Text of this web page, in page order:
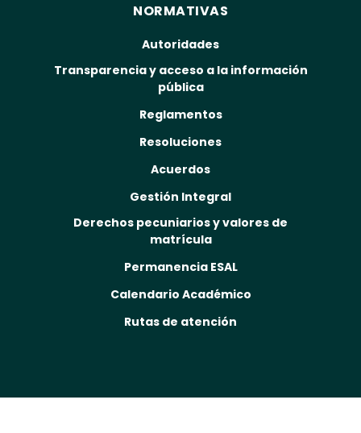
NORMATIVAS
Autoridades
Transparencia y acceso a la información
pública
Reglamentos
Resoluciones
Acuerdos
Gestión Integral
Derechos pecuniarios y valores de
matrícula
Permanencia ESAL
Calendario Académico
Rutas de atención